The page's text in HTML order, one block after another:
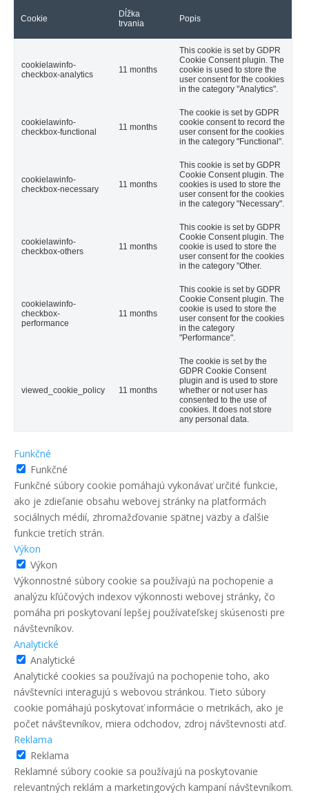
Cookie
Dĺžka
trvania
Popis
cookielawinfo-
checkbox-analytics
11 months
This cookie is set by GDPR
Cookie Consent plugin. The
cookie is used to store the
user consent for the cookies
in the category "Analytics".
cookielawinfo-
checkbox-functional
11 months
The cookie is set by GDPR
cookie consent to record the
user consent for the cookies
in the category "Functional".
cookielawinfo-
checkbox-necessary
11 months
This cookie is set by GDPR
Cookie Consent plugin. The
cookies is used to store the
user consent for the cookies
in the category "Necessary".
cookielawinfo-
checkbox-others
11 months
This cookie is set by GDPR
Cookie Consent plugin. The
cookie is used to store the
user consent for the cookies
in the category "Other.
cookielawinfo-
checkbox-
performance
11 months
This cookie is set by GDPR
Cookie Consent plugin. The
cookie is used to store the
user consent for the cookies
in the category
"Performance".
viewed_cookie_policy 11 months
The cookie is set by the
GDPR Cookie Consent
plugin and is used to store
whether or not user has
consented to the use of
cookies. It does not store
any personal data.
Funkčné
Funkčné
Funkčné súbory cookie pomáhajú vykonávať určité funkcie,
ako je zdieľanie obsahu webovej stránky na platformách
sociálnych médií, zhromažďovanie spätnej väzby a ďalšie
funkcie tretích strán.
Výkon
Výkon
Výkonnostné súbory cookie sa používajú na pochopenie a
analýzu kľúčových indexov výkonnosti webovej stránky, čo
pomáha pri poskytovaní lepšej používateľskej skúsenosti pre
návštevníkov.
Analytické
Analytické
Analytické cookies sa používajú na pochopenie toho, ako
návštevníci interagujú s webovou stránkou. Tieto súbory
cookie pomáhajú poskytovať informácie o metrikách, ako je
počet návštevníkov, miera odchodov, zdroj návštevnosti atď.
Reklama
Reklama
Reklamné súbory cookie sa používajú na poskytovanie
relevantných reklám a marketingových kampaní návštevníkom.